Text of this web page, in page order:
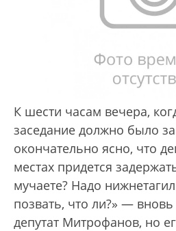
К шести часам вечера,
заседание должно было
окончательно ясно, что
местах придется
мучаете? Надо
позвать, что ли?» —
депутат Митрофанов, но